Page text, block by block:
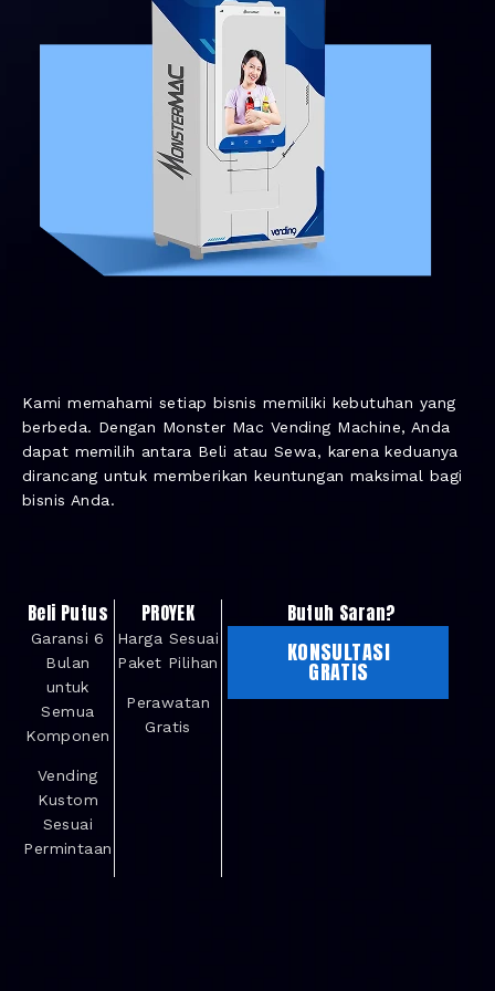
Kami memahami setiap bisnis memiliki kebutuhan yang
berbeda. Dengan Monster Mac Vending Machine, Anda
dapat memilih antara Beli atau Sewa, karena keduanya
dirancang untuk memberikan keuntungan maksimal bagi
bisnis Anda.
Beli Putus
Garansi 6
Bulan
untuk
Semua
Komponen
Vending
Kustom
Sesuai
Permintaan
PROYEK
Harga Sesuai
Paket Pilihan
Perawatan
Gratis
Butuh Saran?
KONSULTASI
GRATIS